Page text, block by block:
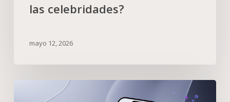
las celebridades?
mayo 12, 2026